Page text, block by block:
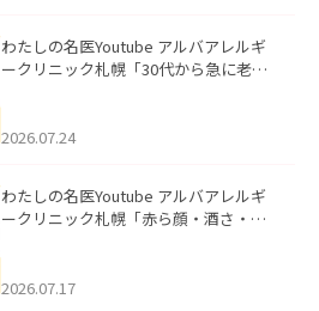
わたしの名医Youtube アルバアレルギ
ークリニック札幌「30代から急に老け
た。
2026.07.24
わたしの名医Youtube アルバアレルギ
ークリニック札幌「赤ら顔・酒さ・ニ
した。
2026.07.17